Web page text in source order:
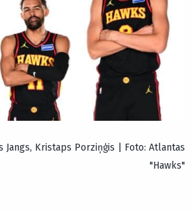
Jangs, Kristaps Porziņģis | Foto: Atlantas
"Hawks"